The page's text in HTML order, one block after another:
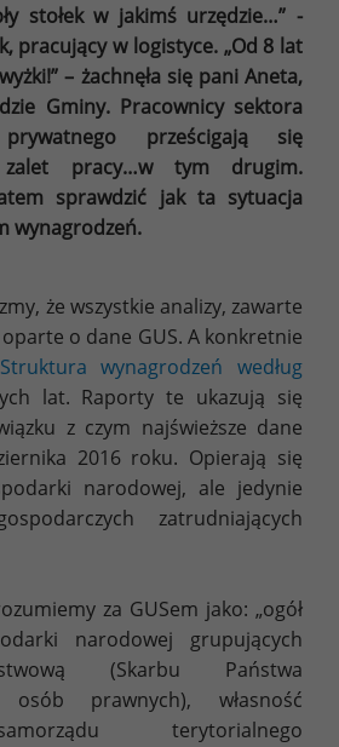
stołek w jakimś urzędzie…” -
pracujący w logistyce. „Od 8 lat
– żachnęła się pani Aneta,
Gminy. Pracownicy sektora
prześcigają się
pracy…w tym drugim.
sprawdzić jak ta sytuacja
wynagrodzeń.
że wszystkie analizy, zawarte
o dane GUS. A konkretnie
Struktura wynagrodzeń według
lat. Raporty te ukazują się
z czym najświeższe dane
2016 roku. Opierają się
narodowej, ale jedynie
zatrudniających
za GUSem jako: „ogół
narodowej grupujących
(Skarbu Państwa
prawnych), własność
terytorialnego